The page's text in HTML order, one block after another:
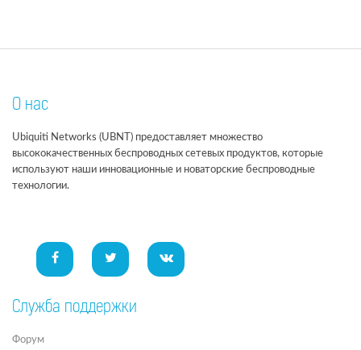
О нас
Ubiquiti Networks (UBNT) предоставляет множество
высококачественных беспроводных сетевых продуктов, которые
используют наши инновационные и новаторские беспроводные
технологии.
Служба поддержки
Форум